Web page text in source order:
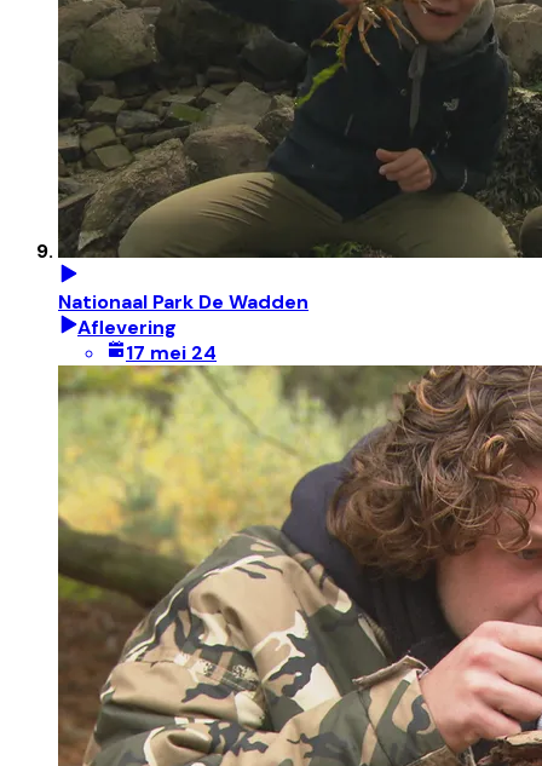
Nationaal Park De Wadden
Aflevering
17 mei 24